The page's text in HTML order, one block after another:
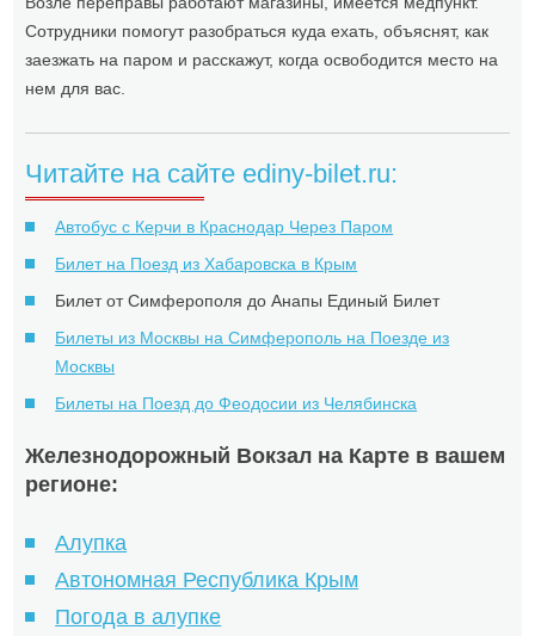
Сотрудники помогут разобраться куда ехать, объяснят, как
заезжать на паром и расскажут, когда освободится место на
нем для вас.
Читайте на сайте ediny-bilet.ru:
Автобус с Керчи в Краснодар Через Паром
Билет на Поезд из Хабаровска в Крым
Билет от Симферополя до Анапы Единый Билет
Билеты из Москвы на Симферополь на Поезде из
Москвы
Билеты на Поезд до Феодосии из Челябинска
Железнодорожный Вокзал на Карте в вашем
регионе:
Алупка
Автономная Республика Крым
Погода в алупке